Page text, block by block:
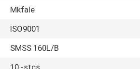
Mkfale
ISO9001
SMSS 160L/B